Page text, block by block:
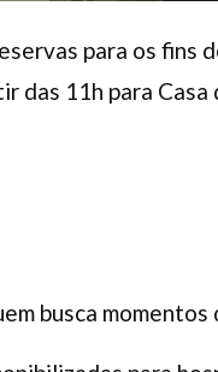
para os fins
das 11h para
busca momentos